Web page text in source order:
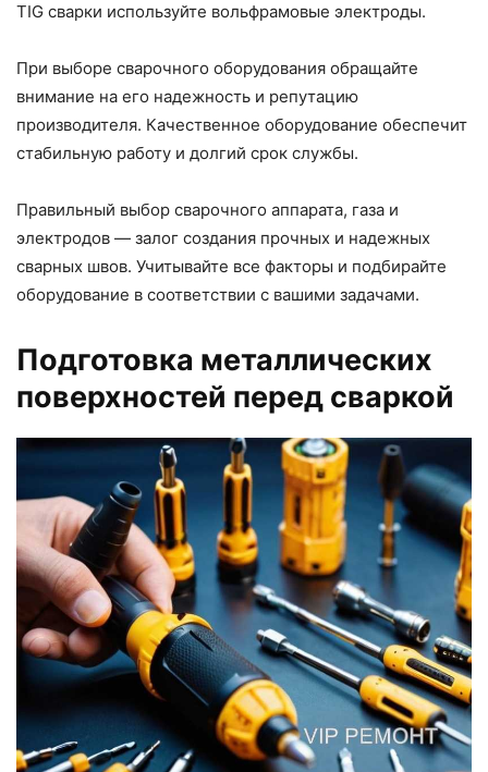
TIG сварки используйте вольфрамовые электроды.
При выборе сварочного оборудования обращайте
внимание на его надежность и репутацию
производителя. Качественное оборудование обеспечит
стабильную работу и долгий срок службы.
Правильный выбор сварочного аппарата, газа и
электродов — залог создания прочных и надежных
сварных швов. Учитывайте все факторы и подбирайте
оборудование в соответствии с вашими задачами.
Подготовка металлических
поверхностей перед сваркой